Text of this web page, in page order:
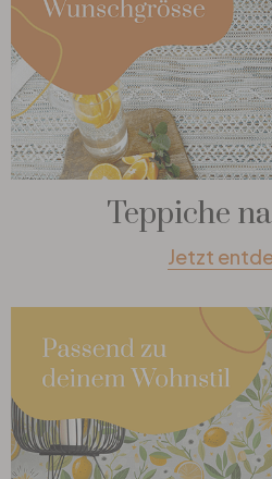
Teppiche
Jetzt